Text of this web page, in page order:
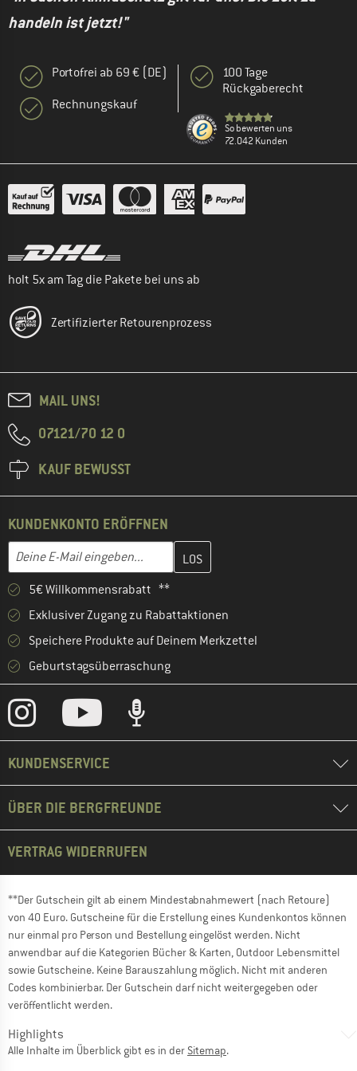
handeln ist jetzt!"
Portofrei ab 69 € (DE)
Rechnungskauf
100 Tage
Rückgaberecht
So bewerten uns
72.042 Kunden
holt 5x am Tag die Pakete bei uns ab
Zertifizierter Retourenprozess
MAIL UNS!
07121/70 12 0
KAUF BEWUSST
KUNDENKONTO ERÖFFNEN
E-Mail-Adresse
Gib hier deine E-Mail-Adresse ein und erstelle im nächsten
5€ Willkommensrabatt **
Exklusiver Zugang zu Rabattaktionen
Speichere Produkte auf Deinem Merkzettel
Geburtstagsüberraschung
KUNDENSERVICE
ÜBER DIE BERGFREUNDE
VERTRAG WIDERRUFEN
**Der Gutschein gilt ab einem Mindestabnahmewert (nach Retoure)
von 40 Euro. Gutscheine für die Erstellung eines Kundenkontos können
nur einmal pro Person und Bestellung eingelöst werden. Nicht
anwendbar auf die Kategorien Bücher & Karten, Outdoor Lebensmittel
sowie Gutscheine. Keine Barauszahlung möglich. Nicht mit anderen
Codes kombinierbar. Der Gutschein darf nicht weitergegeben oder
veröffentlicht werden.
Highlights
Alle Inhalte im Überblick gibt es in der Sitemap.